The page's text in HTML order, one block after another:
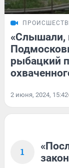
«Слышали,
рыбацкий
2 июня, 2024, 15:42
1